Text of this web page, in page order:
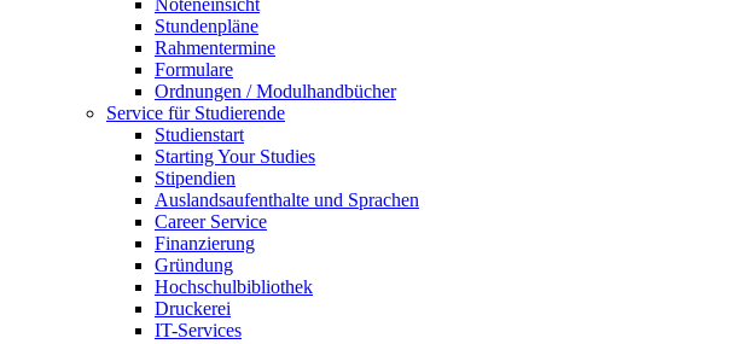
Noteneinsicht
Stundenpläne
Rahmentermine
Formulare
Ordnungen / Modulhandbücher
Service für Studierende
Studienstart
Starting Your Studies
Stipendien
Auslandsaufenthalte und Sprachen
Career Service
Finanzierung
Gründung
Hochschulbibliothek
Druckerei
IT-Services